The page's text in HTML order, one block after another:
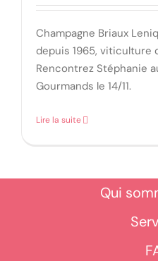
Champagne Briaux
depuis 1965, viticulture
Rencontrez Stéphanie
Gourmands le 14/11.
Lire la suite
Qui